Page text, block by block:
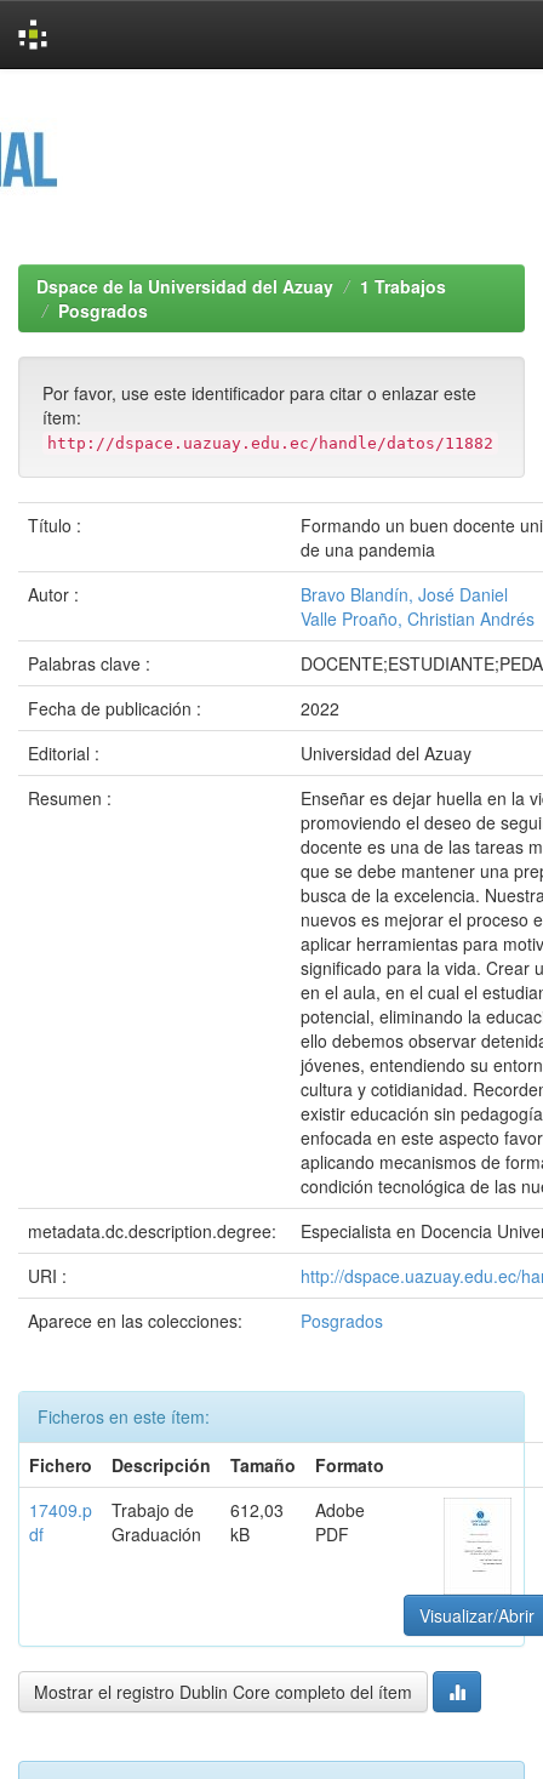
Dspace de la Universidad del Azuay
1 Trabajos
Posgrados
Por favor, use este identificador para citar o enlazar este
ítem:
http://dspace.uazuay.edu.ec/handle/datos/11882
Título :
Formando un buen docente
de una pandemia
Autor :
Bravo Blandín, José Daniel
Valle Proaño, Christian Andrés
Palabras clave :
Fecha de publicación :
2022
Editorial :
Universidad del Azuay
Resumen :
Enseñar es dejar huella en la
promoviendo el deseo de
docente es una de las tareas
que se debe mantener una
busca de la excelencia.
nuevos es mejorar el proceso
aplicar herramientas para
significado para la vida. Crear
en el aula, en el cual el
potencial, eliminando la
ello debemos observar
jóvenes, entendiendo su
cultura y cotidianidad.
existir educación sin
enfocada en este aspecto
aplicando mecanismos de
condición tecnológica de las
metadata.dc.description.degree:
Especialista en Docencia
URI :
http://dspace.uazuay.edu.ec/
Aparece en las colecciones:
Posgrados
Ficheros en este ítem:
Fichero
Descripción Tamaño
Formato
17409.p
df
Trabajo de
Graduación
612,03
kB
Adobe
PDF
Visualizar/Abrir
Mostrar el registro Dublin Core completo del ítem